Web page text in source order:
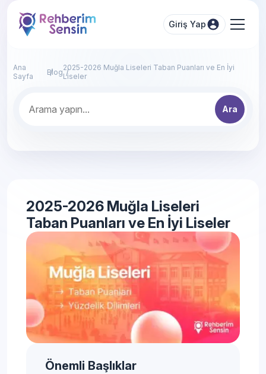
Giriş Yap
Ana
Sayfa
Blog2025-2026 Muğla Liseleri Taban Puanları ve En İyi
Liseler
Ara
2025-2026 Muğla Liseleri
Taban Puanları ve En İyi Liseler
Önemli Başlıklar